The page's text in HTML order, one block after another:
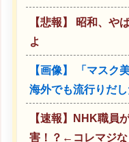
【悲報】 昭和、や
よ
【画像】 「マスク
海外でも流行りだ
【速報】NHK職員
害！？←コレマジな